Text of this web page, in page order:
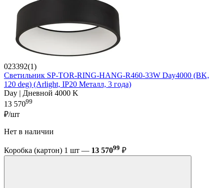
023392(1)
Светильник SP-TOR-RING-HANG-R460-33W Day4000 (BK,
120 deg) (Arlight, IP20 Металл, 3 года)
Day | Дневной 4000 K
13 57099
₽/шт
Нет в наличии
Коробка (картон) 1 шт — 13 57099 ₽